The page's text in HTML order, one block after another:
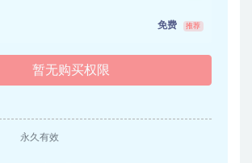
免费 推荐
暂无购买权限
永久有效